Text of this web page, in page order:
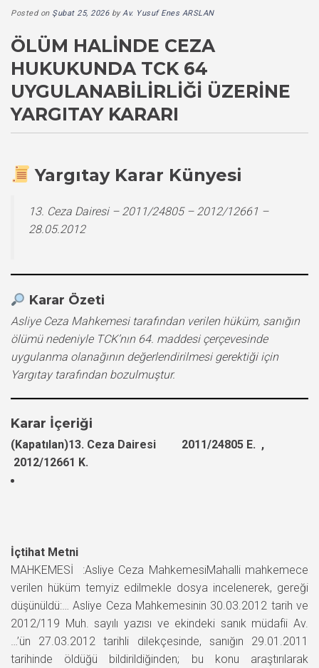
Posted on Şubat 25, 2026byAv. Yusuf Enes ARSLAN
ÖLÜM HALINDE CEZA
HUKUKUNDA TCK 64
UYGULANABILIRLIĞI ÜZERINE
YARGITAY KARARI
Yargıtay Karar Künyesi
13. Ceza Dairesi – 2011/24805 – 2012/12661 –
28.05.2012
Karar Özeti
Asliye Ceza Mahkemesi tarafından verilen hüküm, sanığın
ölümü nedeniyle TCK’nın 64. maddesi çerçevesinde
uygulanma olanağının değerlendirilmesi gerektiği için
Yargıtay tarafından bozulmuştur.
Karar İçeriği
(Kapatılan)13. Ceza Dairesi 2011/24805 E. ,
2012/12661 K.
İçtihat Metni
MAHKEMESİ :Asliye Ceza MahkemesiMahalli mahkemece
verilen hüküm temyiz edilmekle dosya incelenerek, gereği
düşünüldü:… Asliye Ceza Mahkemesinin 30.03.2012 tarih ve
2012/119 Muh. sayılı yazısı ve ekindeki sanık müdafii Av.
…’ün 27.03.2012 tarihli dilekçesinde, sanığın 29.01.2011
tarihinde öldüğü bildirildiğinden; bu konu araştırılarak